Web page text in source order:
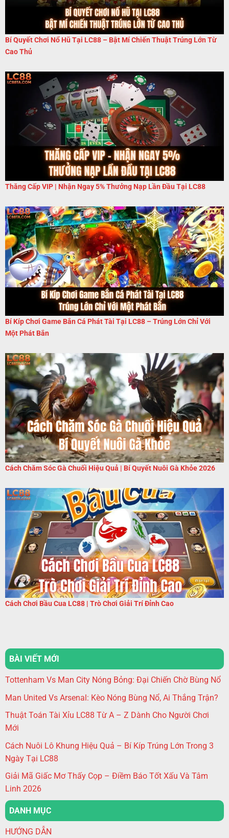
Bí Quyết Chơi Nổ Hũ Tại LC88 – Bật Mí Chiến Thuật Trúng Lớn Từ
Cao Thủ
Thăng Cấp VIP | Nhận Ngay 5% Thưởng Nạp Lần Đầu Tại LC88
Bí Kíp Chơi Game Bắn Cá Phát Tài Tại LC88 – Trúng Lớn Chỉ Với
Một Phát Bắn
Cách Chăm Sóc Gà Chuối Hiệu Quả | Bí Quyết Nuôi Gà Khỏe 2026
Cách Chơi Bầu Cua LC88 | Trò Chơi Giải Trí Đỉnh Cao
BÀI VIẾT MỚI
Tottenham Vs Man City Nóng Bỏng: Đại Chiến Chờ Bùng Nổ
Man United Vs Arsenal: Kèo Nóng Bùng Nổ, Ai Thắng Trận?
Thuật Toán Tài Xỉu LC88 Từ A – Z Dành Cho Người Chơi
Mới
Cách Nuôi Lô Khung Hiệu Quả – Bí Kíp Trúng Lớn Trong 3
Ngày Tại LC88
Giải Mã Giấc Mơ Thấy Cọp – Điềm Báo Tốt Xấu Và Tâm
Linh 2026
DANH MỤC
HƯỚNG DẪN